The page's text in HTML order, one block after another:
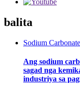
balita
Sodium
Ang sodium
sagad nga
industriya sa